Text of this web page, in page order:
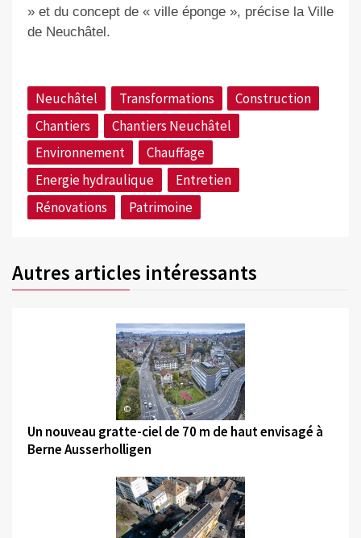
» et du concept de « ville éponge », précise la Ville
de Neuchâtel.
Neuchâtel Transformations
Construction
Chantiers
Chantiers Neuchâtel
Environnement
Chauffage
Energie hydraulique
Entretien
Rénovations
Patrimoine
Autres articles intéressants
©
Un nouveau gratte-ciel de 70 m de haut envisagé à
Berne Ausserholligen